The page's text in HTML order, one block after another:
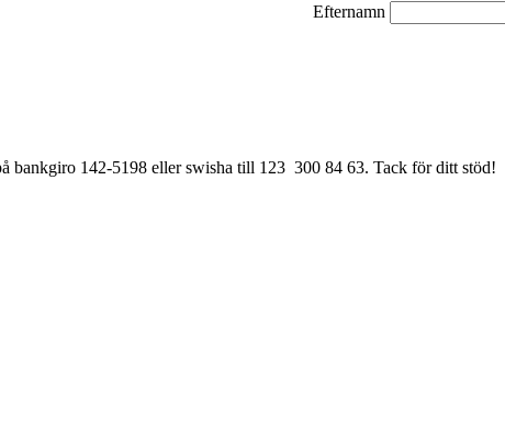
Efternamn
bankgiro 142-5198 eller swisha till 123 300 84 63. Tack för ditt stöd!